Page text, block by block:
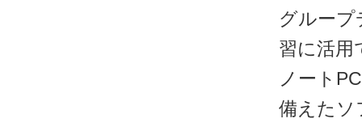
グループ
習に活用
ノート
備えたソ